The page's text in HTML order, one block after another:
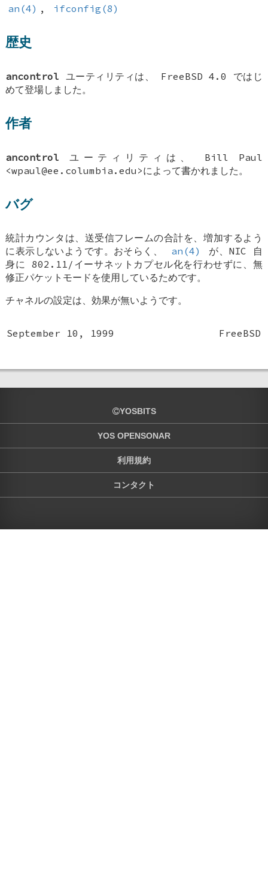
an(4) , ifconfig(8)
歴史
ancontrol ユーティリティは、 FreeBSD 4.0
ではじ
めて登場しました。
作者
ancontrol ユーティリティは、 Bill Paul
<wpaul@ee.columbia.edu>によって書かれました。
バグ
統計カウンタは、送受信フレームの合計を、増加するよう
に表示しないようです。おそらく、
an(4)
が、NIC 自
身に 802.11/イーサネットカプセル化を行わせずに、無
修正パケットモードを使用しているためです。
チャネルの設定は、効果が無いようです。
September 10, 1999 FreeBSD
YOSBITS
YOS OPENSONAR
利用規約
コンタクト